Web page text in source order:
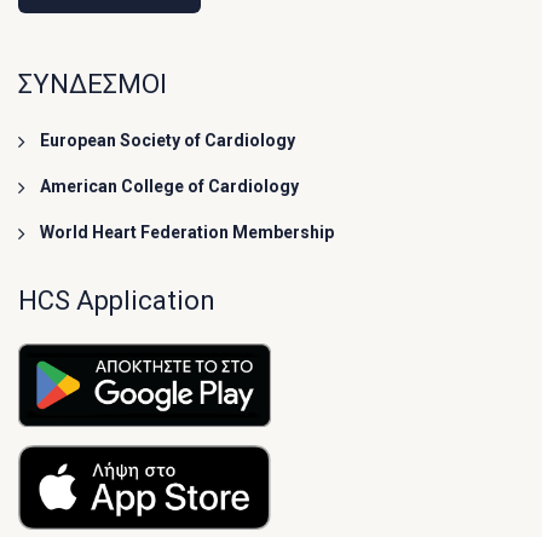
ΣΥΝΔΕΣΜΟΙ
European Society of Cardiology
American College of Cardiology
World Heart Federation Membership
HCS Application